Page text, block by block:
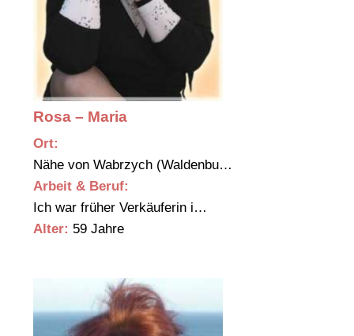
Rosa – Maria
Ort:
Nähe von Wabrzych (Waldenbu…
Arbeit & Beruf:
Ich war früher Verkäuferin i…
Alter: 59 Jahre